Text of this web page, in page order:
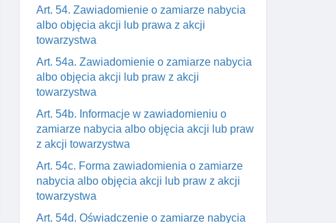
Art. 54. Zawiadomienie o zamiarze nabycia
albo objęcia akcji lub prawa z akcji
towarzystwa
Art. 54a. Zawiadomienie o zamiarze nabycia
albo objęcia akcji lub praw z akcji
towarzystwa
Art. 54b. Informacje w zawiadomieniu o
zamiarze nabycia albo objęcia akcji lub praw
z akcji towarzystwa
Art. 54c. Forma zawiadomienia o zamiarze
nabycia albo objęcia akcji lub praw z akcji
towarzystwa
Art. 54d. Oświadczenie o zamiarze nabycia